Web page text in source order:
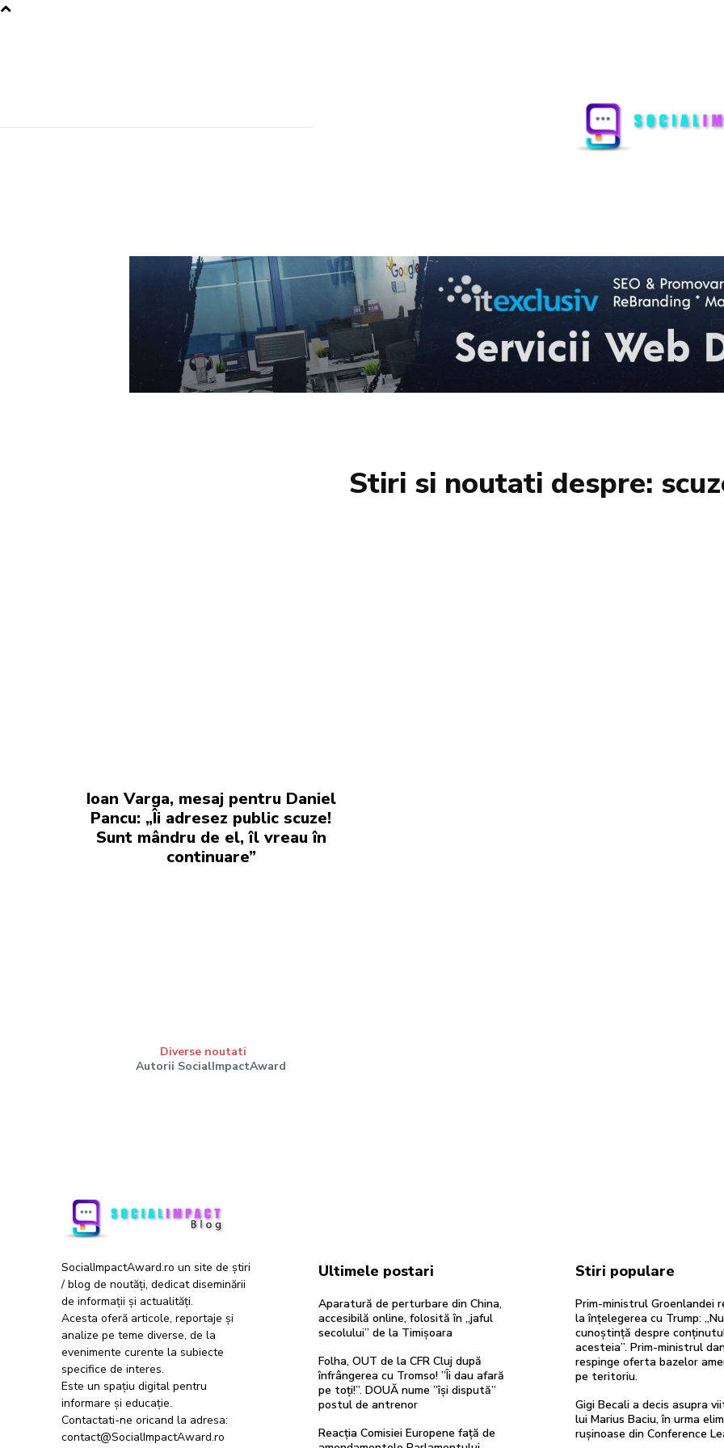
Stiri si noutati despre:
Ioan Varga, mesaj pentru Daniel
Pancu: „Îi adresez public scuze!
Sunt mândru de el, îl vreau în
continuare”
Diverse noutati
Autorii SocialImpactAward
SocialImpactAward.ro un site de știri
/ blog de noutăți, dedicat diseminării
de informații și actualități.
Acesta oferă articole, reportaje și
analize pe teme diverse, de la
evenimente curente la subiecte
specifice de interes.
Este un spațiu digital pentru
informare și educație.
Contactati-ne oricand la adresa:
contact@SocialImpactAward.ro
Ultimele postari
Aparatură de perturbare din China,
accesibilă online, folosită în „jaful
secolului” de la Timișoara
Folha, OUT de la CFR Cluj după
înfrângerea cu Tromso! ”Îi dau afară
pe toți!”. DOUĂ nume ”își dispută”
postul de antrenor
Reacția Comisiei Europene față de
Stiri populare
Prim-ministrul Groenlandei
la înțelegerea cu Trump:
cunoștință despre
acesteia”. Prim-ministrul
respinge oferta bazelor
pe teritoriu.
Gigi Becali a decis asupra
lui Marius Baciu, în urma
rușinoase din Conference